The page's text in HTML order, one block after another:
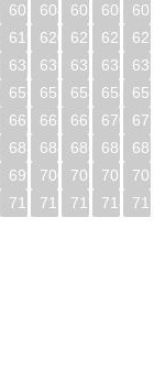
603 604 605 606
619 620 621 622
635 636 637 638
651 652 653 654
667 668 669 670
683 684 685 686
699 700 701 702
715 716 717 718